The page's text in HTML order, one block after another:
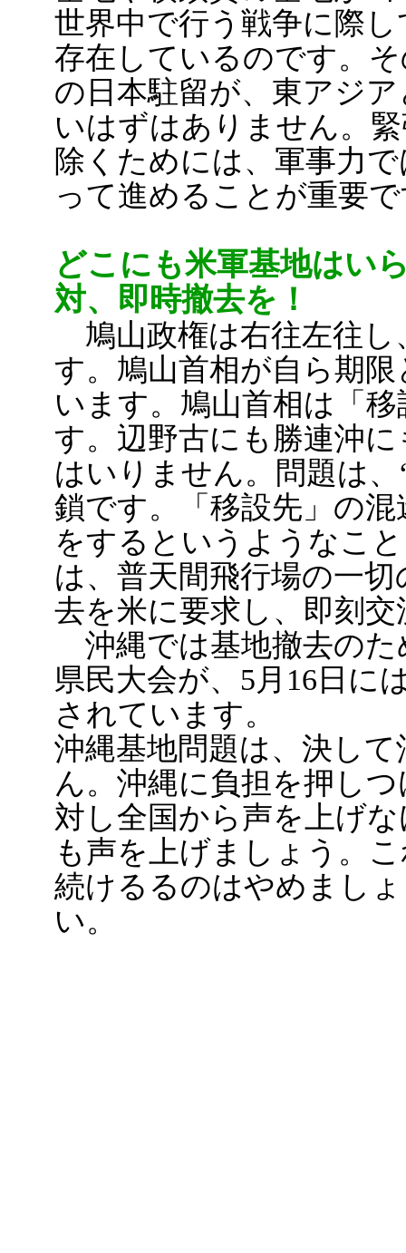
世界中で行う戦争に際
存在しているのです。
の日本駐留が、東アジ
いはずはありません。
除くためには、軍事力
って進めることが重要
どこにも米軍基地はい
対、即時撤去を！
鳩山政権は右往左往し
す。鳩山首相が自ら期
います。鳩山首相は「
す。辺野古にも勝連沖
はいりません。問題は
鎖です。「移設先」の
をするというようなこ
は、普天間飛行場の一
去を米に要求し、即刻
沖縄では基地撤去のた
県民大会が、5月16日に
されています。
沖縄基地問題は、決し
ん。沖縄に負担を押し
対し全国から声を上げ
も声を上げましょう。
続けるるのはやめまし
い。